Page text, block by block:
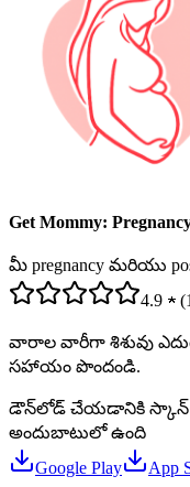
Get Mommy:
మీ pregnancy మరియు
4.9 ★
వారాల వారీగా శిశువు
సహాయం పొందండి.
డౌన్‌లోడ్ చేయడానికి
అందుబాటులో ఉంది
Google Play
App